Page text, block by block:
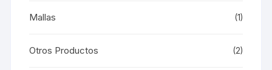
Mallas (1)
Otros Productos (2)